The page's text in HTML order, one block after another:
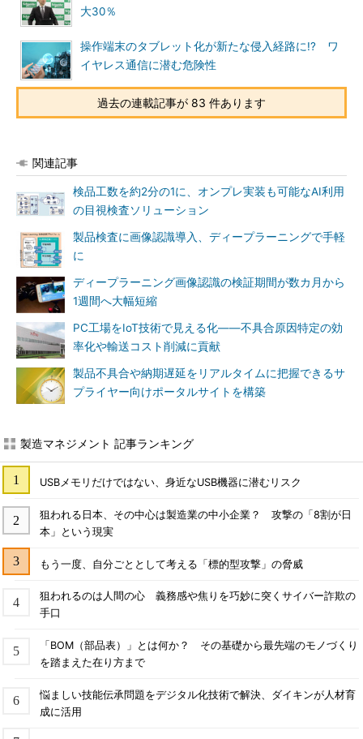
大30％
操作端末のタブレット化が新たな侵入経路に!? ワ
イヤレス通信に潜む危険性
過去の連載記事が 83 件あります
関連記事
検品工数を約2分の1に、オンプレ実装も可能なAI利用
の目視検査ソリューション
製品検査に画像認識導入、ディープラーニングで手軽
に
ディープラーニング画像認識の検証期間が数カ月から
1週間へ大幅短縮
PC工場をIoT技術で見える化――不具合原因特定の効
率化や輸送コスト削減に貢献
製品不具合や納期遅延をリアルタイムに把握できるサ
プライヤー向けポータルサイトを構築
製造マネジメント 記事ランキング
USBメモリだけではない、身近なUSB機器に潜むリスク
狙われる日本、その中心は製造業の中小企業？ 攻撃の「8割が日
本」という現実
もう一度、自分ごととして考える「標的型攻撃」の脅威
狙われるのは人間の心 義務感や焦りを巧妙に突くサイバー詐欺の
手口
「BOM（部品表）」とは何か？ その基礎から最先端のモノづくり
を踏まえた在り方まで
悩ましい技能伝承問題をデジタル化技術で解決、ダイキンが人材育
成に活用